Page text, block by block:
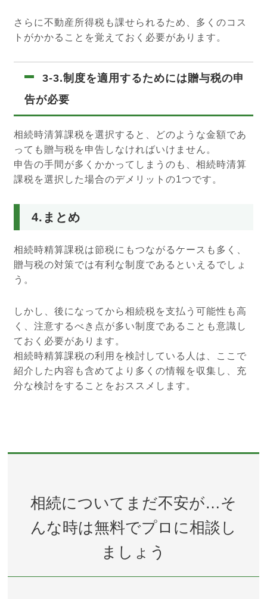
さらに不動産所得税も課せられるため、多くのコス
トがかかることを覚えておく必要があります。
3-3.制度を適用するためには贈与税の申
告が必要
相続時清算課税を選択すると、どのような金額であ
っても贈与税を申告しなければいけません。
申告の手間が多くかかってしまうのも、相続時清算
課税を選択した場合のデメリットの1つです。
4.まとめ
相続時精算課税は節税にもつながるケースも多く、
贈与税の対策では有利な制度であるといえるでしょ
う。
しかし、後になってから相続税を支払う可能性も高
く、注意するべき点が多い制度であることも意識し
ておく必要があります。
相続時精算課税の利用を検討している人は、ここで
紹介した内容も含めてより多くの情報を収集し、充
分な検討をすることをおススメします。
相続についてまだ不安が…そ
んな時は無料でプロに相談し
ましょう